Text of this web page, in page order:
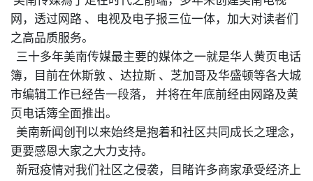
网 ， 透过网路 、 电视及电子报三位一体， 加大对读者们
之高品质服务。
三十多年美南传媒最主要的媒体之一就是华人黄页电话
簿， 目前在休斯敦 、 达拉斯 、 芝加哥及华盛顿等各大城
市编辑工作已经告一段落，
并将在年底前经由网路及黄
页电话簿全面推出。
美南新闻创刊以来始终是抱着和社区共同成长之理念，
更要感恩大家之大力支持。
新冠疫情对我们社区之侵袭，
目睹许多商家承受经济上